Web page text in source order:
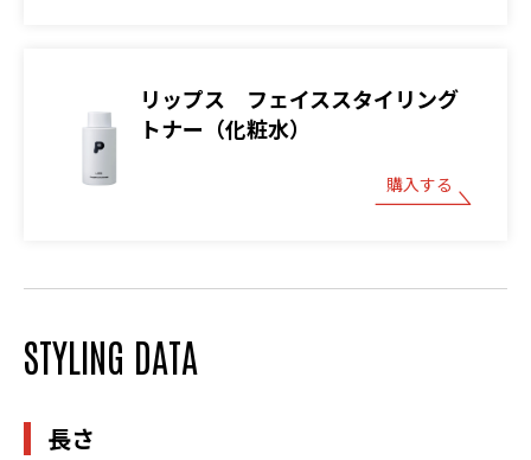
リップス フェイススタイリング
トナー（化粧水）
購入する
STYLING DATA
長さ